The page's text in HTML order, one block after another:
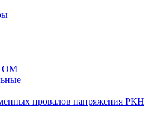
ОМ
провалов напряжения РКН